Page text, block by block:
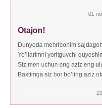
01-
Otajon!
Dunyoda mehribonim
Yo’llarimni yoritguvchi
Siz men uchun eng aziz eng
Baxtimga siz bor bo’ling aziz